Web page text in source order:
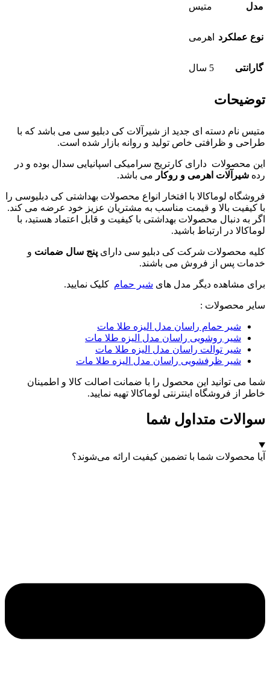
مدل متیس
نوع عملکرد اهرمی
گارانتی 5 سال
توضیحات
متیس نام دسته ای جدید از شیرآلات کی دبلیو سی می باشد که با
طراحی و ظرافتی خاص تولید و روانه بازار شده است.
این محصولات دارای کارتریج سرامیکی اسپانیایی سدال بوده و در
رده شیرآلات اهرمی و روکار می باشد.
فروشگاه لوماکالا با افتخار انواع محصولات بهداشتی کی دبلیوسی را
با کیفیت بالا و قیمت مناسب به مشتریان عزیز خود عرضه می کند.
اگر به دنبال محصولات بهداشتی با کیفیت و قابل اعتماد هستید، با
لوماکالا در ارتباط باشید.
کلیه محصولات شرکت کی دبلیو سی دارای پنج سال ضمانت و
خدمات پس از فروش می باشند.
برای مشاهده دیگر مدل های شیر حمام کلیک نمایید.
سایر محصولات :
شیر حمام راسان مدل الیزه طلا مات
شیر روشویی راسان مدل الیزه طلا مات
شیر توالت راسان مدل الیزه طلا مات
شیر ظرفشویی راسان مدل الیزه طلا مات
شما می توانید این محصول را با ضمانت اصالت کالا و اطمینان
خاطر از فروشگاه اینترنتی لوماکالا تهیه نمایید.
سوالات متداول شما
آیا محصولات شما با تضمین کیفیت ارائه می‌شوند؟